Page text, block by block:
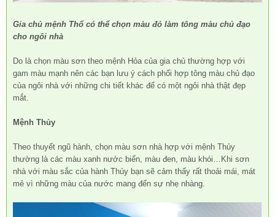
Gia chủ mệnh Thổ có thể chọn màu đỏ làm tông màu chủ đạo
cho ngôi nhà
Do là chọn màu sơn theo mệnh Hỏa của gia chủ thường hợp với
gam màu mạnh nên các bạn lưu ý cách phối hợp tông màu chủ đạo
của ngôi nhà với những chi tiết khác để có một ngôi nhà thật đẹp
mắt.
Mệnh Thủy
Theo thuyết ngũ hành, chọn màu sơn nhà hợp với mệnh Thủy
thường là các màu xanh nước biển, màu đen, màu khói…Khi sơn
nhà với màu sắc của hành Thủy bạn sẽ cảm thấy rất thoải mái, mát
mẻ vì những màu của nước mang đến sự nhẹ nhàng.